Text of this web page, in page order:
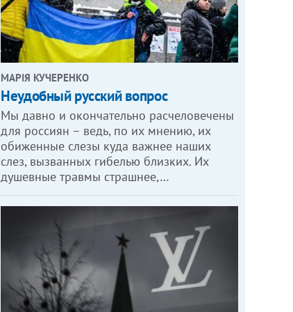
МАРІЯ КУЧЕРЕНКО
​Неудобный русский вопрос
Мы давно и окончательно расчеловечены
для россиян – ведь, по их мнению, их
обиженные слезы куда важнее наших
слез, вызванных гибелью близких. Их
душевные травмы страшнее,…